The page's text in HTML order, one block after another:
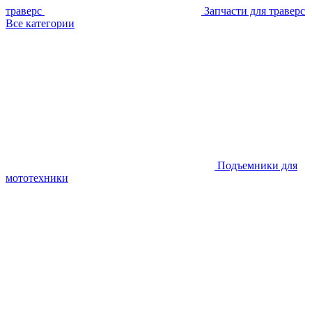
траверс
Запчасти для траверс
Все категории
Подъемники для
мототехники